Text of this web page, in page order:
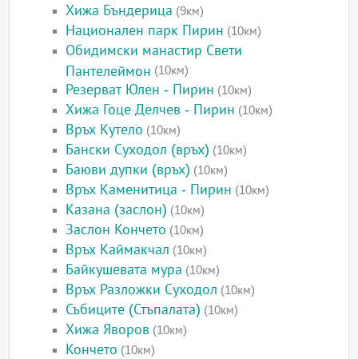
Хижа Бъндерица (9км)
Национален парк Пирин (10км)
Обидимски манастир Свети
Пантелеймон (10км)
Резерват Юлен - Пирин (10км)
Хижа Гоце Делчев - Пирин (10км)
Връх Кутело (10км)
Бански Суходол (връх) (10км)
Баюви дупки (връх) (10км)
Връх Каменитица - Пирин (10км)
Казана (заслон) (10км)
Заслон Кончето (10км)
Връх Каймакчал (10км)
Байкушевата мура (10км)
Връх Разложки Суходол (10км)
Събиците (Стъпалата) (10км)
Хижа Яворов (10км)
Кончето (10км)